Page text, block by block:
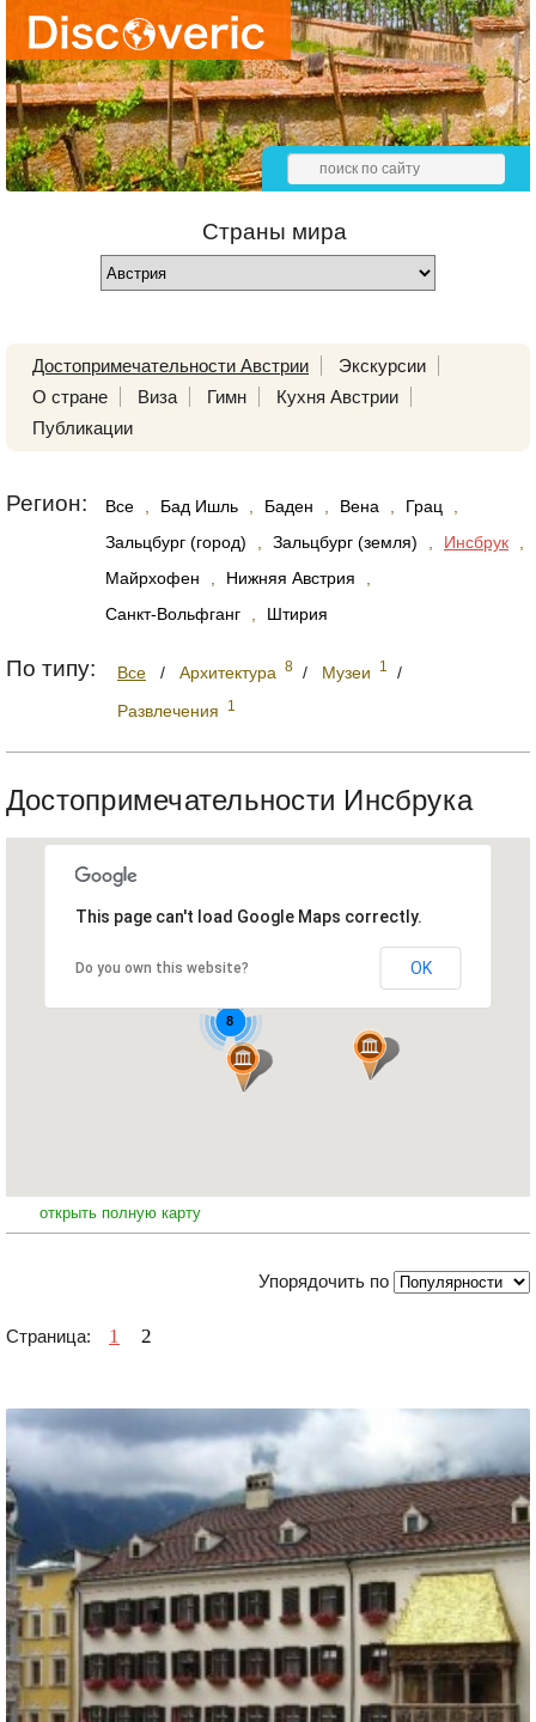
Страны мира
Достопримечательности Австрии
Экскурсии
О стране
Виза Гимн
Кухня Австрии
Публикации
Регион: Все Бад Ишль Баден Вена Грац
Зальцбург (город)
Зальцбург (земля) Инсбрук
Майрхофен
Нижняя Австрия
Санкт-Вольфганг
Штирия
По типу: Все / Архитектура 8 / Музеи 1 /
Развлечения 1
Достопримечательности Инсбрука
8
This page can't load Google Maps correctly.
Do you own this website? OK
открыть полную карту
Упорядочить по
Страница: 1 2